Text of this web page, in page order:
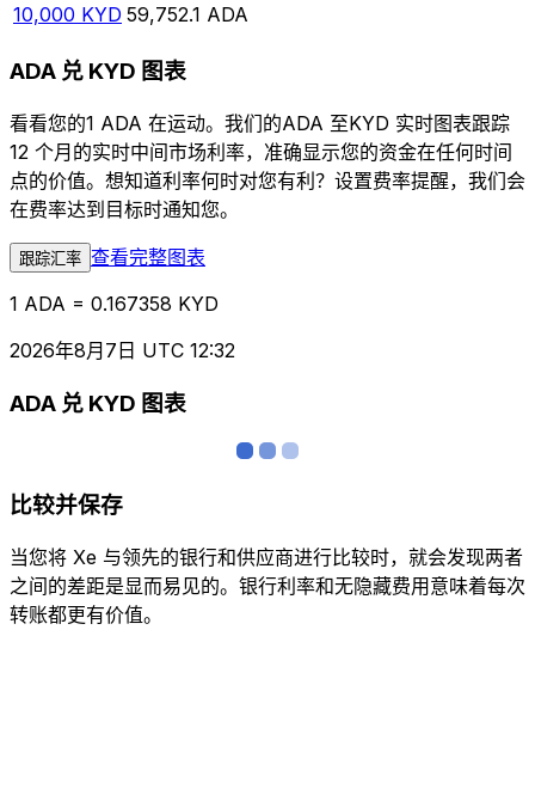
10,000 KYD 59,752.1 ADA
ADA 兑 KYD 图表
看看您的1 ADA 在运动。我们的ADA 至KYD 实时图表跟踪
12 个月的实时中间市场利率，准确显示您的资金在任何时间
点的价值。想知道利率何时对您有利？设置费率提醒，我们会
在费率达到目标时通知您。
跟踪汇率 查看完整图表
1 ADA = 0.167358 KYD
2026年8月7日 UTC 12:32
ADA 兑 KYD 图表
比较并保存
当您将 Xe 与领先的银行和供应商进行比较时，就会发现两者
之间的差距是显而易见的。银行利率和无隐藏费用意味着每次
转账都更有价值。